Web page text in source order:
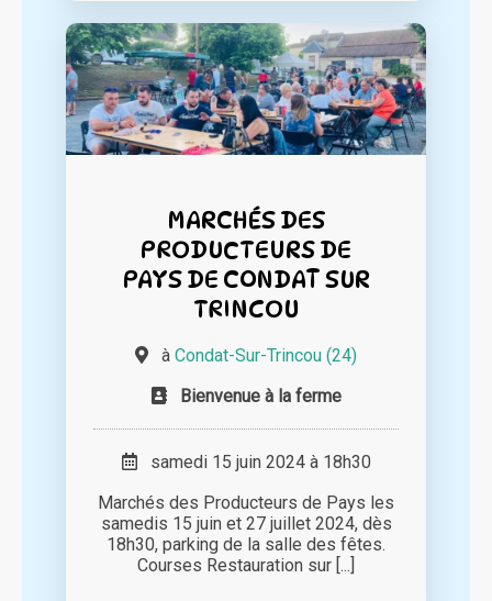
MARCHÉS DES
PRODUCTEURS DE
PAYS DE CONDAT SUR
TRINCOU
à Condat-Sur-Trincou (24)
Bienvenue à la ferme
samedi 15 juin 2024 à 18h30
Marchés des Producteurs de Pays les
samedis 15 juin et 27 juillet 2024, dès
18h30, parking de la salle des fêtes.
Courses Restauration sur [...]